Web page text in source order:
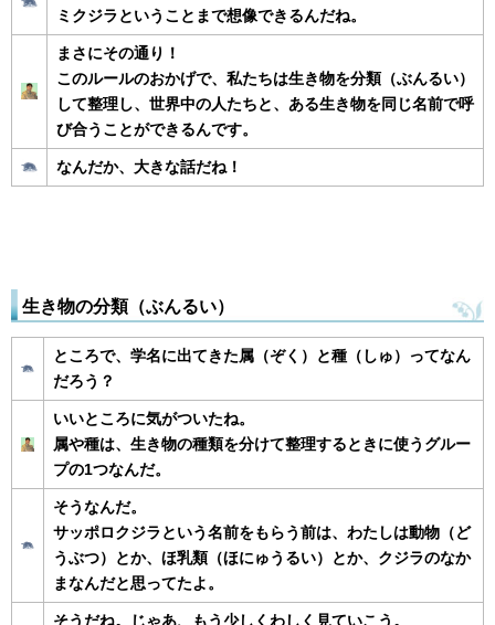
ミクジラということまで想像できるんだね。
まさにその通り！
このルールのおかげで、私たちは生き物を分類（ぶんるい）
して整理し、世界中の人たちと、ある生き物を同じ名前で呼
び合うことができるんです。
なんだか、大きな話だね！
生き物の分類（ぶんるい）
ところで、学名に出てきた属（ぞく）と種（しゅ）ってなん
だろう？
いいところに気がついたね。
属や種は、生き物の種類を分けて整理するときに使うグルー
プの1つなんだ。
そうなんだ。
サッポロクジラという名前をもらう前は、わたしは動物（ど
うぶつ）とか、ほ乳類（ほにゅうるい）とか、クジラのなか
まなんだと思ってたよ。
そうだね。じゃあ、もう少しくわしく見ていこう。